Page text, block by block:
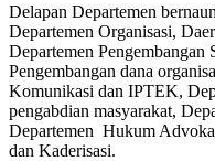
Delapan Departemen
Departemen Organisasi,
Departemen
Pengembangan dana
Komunikasi dan IPTEK,
pengabdian masyarakat,
Departemen Hukum
dan Kaderisasi.